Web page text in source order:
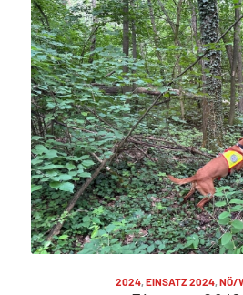
2024,EINSATZ 2024,NÖ/